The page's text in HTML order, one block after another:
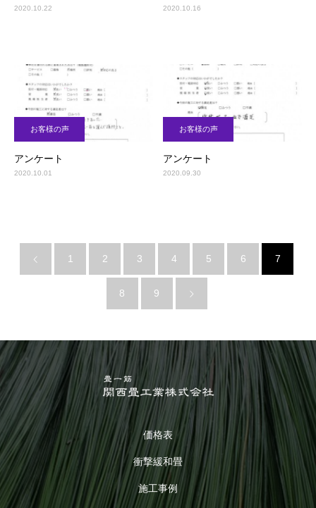
2020.10.22 2020.10.16
お客様の声
アンケート
2020.10.01
お客様の声
アンケート
2020.09.30
1 2 3 4 5 6 7
8 9
価格表
衝撃緩和畳
施工事例